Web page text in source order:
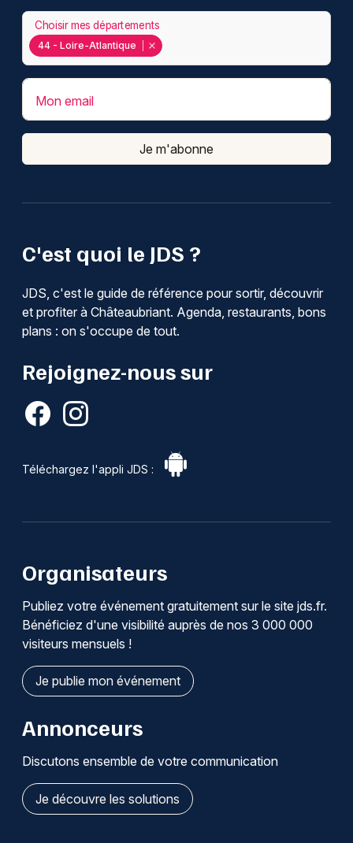
C'est quoi le JDS ?
JDS, c'est le guide de référence pour sortir, découvrir
et profiter à Châteaubriant. Agenda, restaurants, bons
plans : on s'occupe de tout.
Rejoignez-nous sur
Téléchargez l'appli JDS :
44 - Loire-Atlantique
Choisir mes départements
Mon email
Je m'abonne
Organisateurs
Publiez votre événement gratuitement sur le site jds.fr.
Bénéficiez d'une visibilité auprès de nos 3 000 000
visiteurs mensuels !
Je publie mon événement
Annonceurs
Discutons ensemble de votre communication
Je découvre les solutions